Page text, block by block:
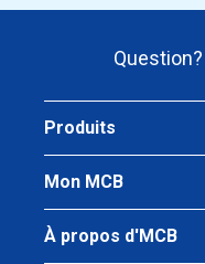
Alu plat EN AW-6082
Poids des pièces en kg
Prix brut
Sélectionner
2860-0022-10010
Description
Question?
Produits
Mon MCB
À propos d'MCB